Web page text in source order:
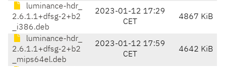
luminance-hdr_
2.6.1.1+dfsg-2+b2
_i386.deb
2023-01-12 17:29
CET
4867 KiB
luminance-hdr_
2.6.1.1+dfsg-2+b2
_mips64el.deb
2023-01-12 17:59
CET
4642 KiB